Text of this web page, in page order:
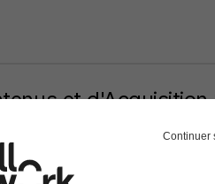
et d'Acquisition
Continuer